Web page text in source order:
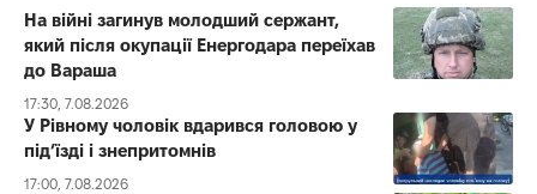
На війні загинув молодший сержант,
який після окупації Енергодара переїхав
до Вараша
17:30, 7.08.2026
У Рівному чоловік вдарився головою у
під’їзді і знепритомнів
17:00, 7.08.2026